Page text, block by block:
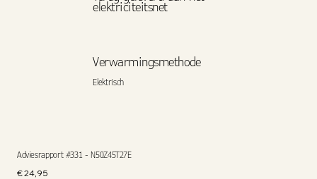
elektriciteitsnet
Elektrisch
Verwarmingsmethode
Adviesrapport #331 - N50Z45T27E
Prijs
€ 24,95